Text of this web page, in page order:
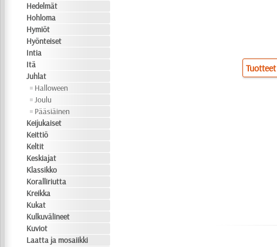
Hedelmät
Hohloma
Hymiöt
Hyönteiset
Intia
Itä
Juhlat
Halloween
Joulu
Pääsiäinen
Keijukaiset
Keittiö
Keltit
Keskiajat
Klassikko
Koralliriutta
Kreikka
Kukat
Kulkuvälineet
Kuviot
Laatta ja mosaiikki
Tuotteet